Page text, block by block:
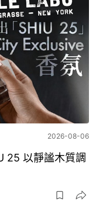
2026-08-06
25 以靜謐木質調